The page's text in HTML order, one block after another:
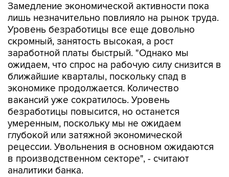
Замедление экономической активности пока
лишь незначительно повлияло на рынок труда.
Уровень безработицы все еще довольно
скромный, занятость высокая, а рост
заработной платы быстрый. "Однако мы
ожидаем, что спрос на рабочую силу снизится в
ближайшие кварталы, поскольку спад в
экономике продолжается. Количество
вакансий уже сократилось. Уровень
безработицы повысится, но останется
умеренным, поскольку мы не ожидаем
глубокой или затяжной экономической
рецессии. Увольнения в основном ожидаются
в производственном секторе", - считают
аналитики банка.